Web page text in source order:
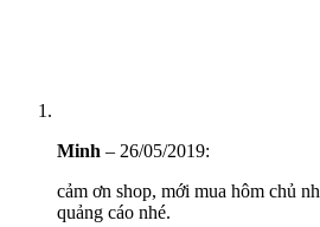
Minh – 26/05/2019:
cảm ơn shop, mới mua hôm chủ
quảng cáo nhé.